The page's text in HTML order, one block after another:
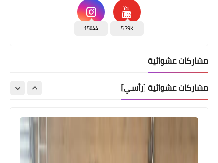
5.79K
15044
مشاركات عشوائية
مشاركات عشوائية [رأسي]